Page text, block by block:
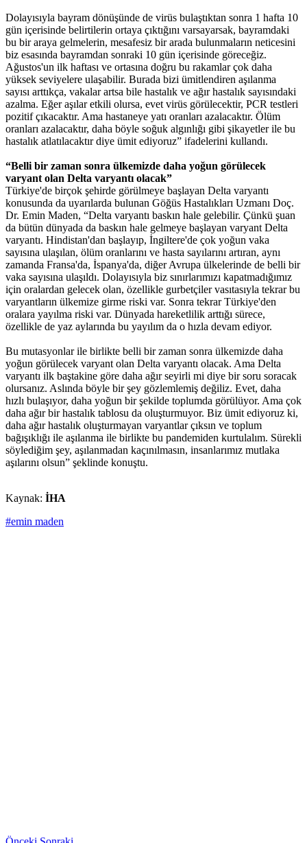
Dolayısıyla bayram dönüşünde de virüs bulaştıktan sonra 1 hafta 10
gün içerisinde belirtilerin ortaya çıktığını varsayarsak, bayramdaki
bu bir araya gelmelerin, mesafesiz bir arada bulunmaların neticesini
biz esasında bayramdan sonraki 10 gün içerisinde göreceğiz.
Ağustos'un ilk haftası ve ortasına doğru bu rakamlar çok daha
yüksek seviyelere ulaşabilir. Burada bizi ümitlendiren aşılanma
sayısı arttıkça, vakalar artsa bile hastalık ve ağır hastalık sayısındaki
azalma. Eğer aşılar etkili olursa, evet virüs görülecektir, PCR testleri
pozitif çıkacaktır. Ama hastaneye yatı oranları azalacaktır. Ölüm
oranları azalacaktır, daha böyle soğuk algınlığı gibi şikayetler ile bu
hastalık atlatılacaktır diye ümit ediyoruz” ifadelerini kullandı.
“Belli bir zaman sonra ülkemizde daha yoğun görülecek
varyant olan Delta varyantı olacak”
Türkiye'de birçok şehirde görülmeye başlayan Delta varyantı
konusunda da uyarılarda bulunan Göğüs Hastalıkları Uzmanı Doç.
Dr. Emin Maden, “Delta varyantı baskın hale gelebilir. Çünkü şuan
da bütün dünyada da baskın hale gelmeye başlayan varyant Delta
varyantı. Hindistan'dan başlayıp, İngiltere'de çok yoğun vaka
sayısına ulaşılan, ölüm oranlarını ve hasta sayılarını artıran, aynı
zamanda Fransa'da, İspanya'da, diğer Avrupa ülkelerinde de belli bir
vaka sayısına ulaşıldı. Dolayısıyla biz sınırlarımızı kapatmadığımız
için oralardan gelecek olan, özellikle gurbetçiler vasıtasıyla tekrar bu
varyantların ülkemize girme riski var. Sonra tekrar Türkiye'den
oralara yayılma riski var. Dünyada hareketlilik arttığı sürece,
özellikle de yaz aylarında bu yayılım da o hızla devam ediyor.
Bu mutasyonlar ile birlikte belli bir zaman sonra ülkemizde daha
yoğun görülecek varyant olan Delta varyantı olacak. Ama Delta
varyantı ilk baştakine göre daha ağır seyirli mi diye bir soru soracak
olursanız. Aslında böyle bir şey gözlemlemiş değiliz. Evet, daha
hızlı bulaşıyor, daha yoğun bir şekilde toplumda görülüyor. Ama çok
daha ağır bir hastalık tablosu da oluşturmuyor. Biz ümit ediyoruz ki,
daha ağır hastalık oluşturmayan varyantlar çıksın ve toplum
bağışıklığı ile aşılanma ile birlikte bu pandemiden kurtulalım. Sürekli
söylediğim şey, aşılanmadan kaçınılmasın, insanlarımız mutlaka
aşılarını olsun” şeklinde konuştu.
Kaynak: İHA
#emin maden